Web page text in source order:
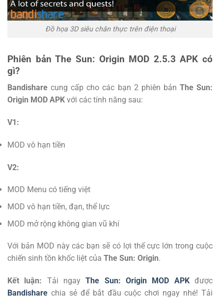
Đồ họa 3D siêu chân thực trên điện thoại
Phiên bản The Sun: Origin MOD 2.5.3 APK có
gì?
Bandishare cung cấp cho các bạn 2 phiên bản The Sun:
Origin MOD APK với các tính năng sau:
V1:
MOD vô hạn tiền
V2:
MOD Menu có tiếng việt
MOD vô hạn tiền, đạn, thể lực
MOD mở rộng không gian vũ khí
Với bản MOD này các bạn sẽ có lợi thế cực lớn trong cuộc
chiến sinh tồn khốc liệt của The Sun: Origin.
Kết luận: Tải ngayThe Sun: Origin MOD APKđược
Bandishare chia sẻ để bắt đầu cuộc chơi ngay nhé! Tải